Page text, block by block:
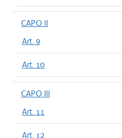
CAPO II
Art. 9
Art. 10
CAPO III
Art. 11
Art. 12